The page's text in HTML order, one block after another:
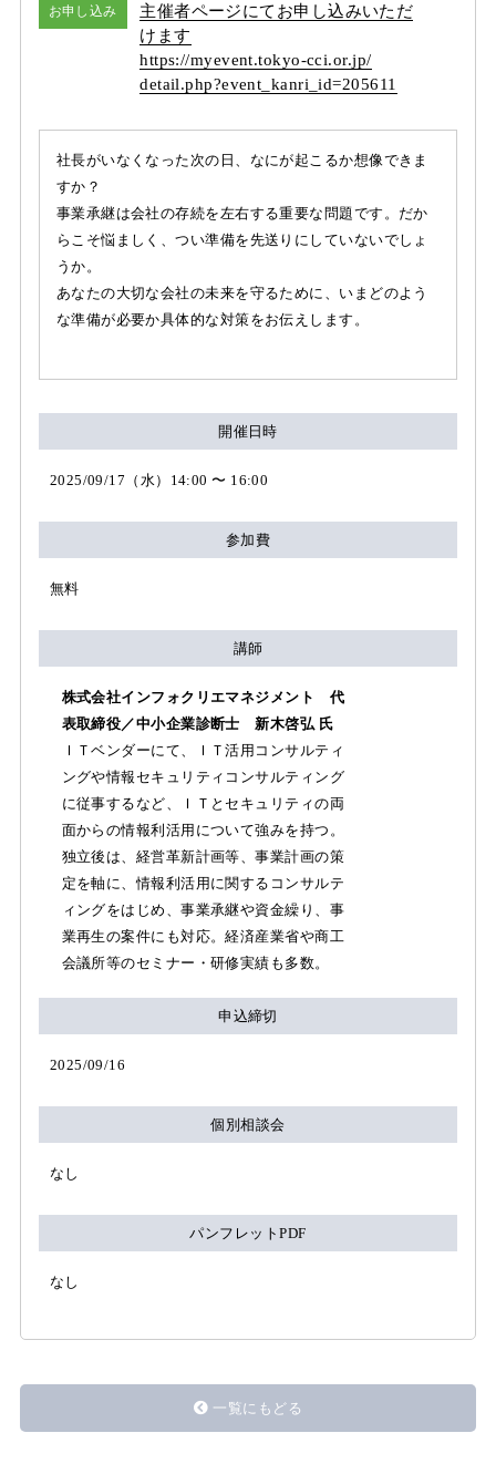
お申し込み
主催者ページにてお申し込みいただ
けます
https://myevent.tokyo-cci.or.jp/
detail.php?event_kanri_id=205611
社長がいなくなった次の日、なにが起こるか想像できま
すか？
事業承継は会社の存続を左右する重要な問題です。だか
らこそ悩ましく、つい準備を先送りにしていないでしょ
うか。
あなたの大切な会社の未来を守るために、いまどのよう
な準備が必要か具体的な対策をお伝えします。
開催日時
2025/09/17（水）14:00 〜 16:00
参加費
無料
講師
株式会社インフォクリエマネジメント 代
表取締役／中小企業診断士 新木啓弘 氏
ＩＴベンダーにて、ＩＴ活用コンサルティ
ングや情報セキュリティコンサルティング
に従事するなど、ＩＴとセキュリティの両
面からの情報利活用について強みを持つ。
独立後は、経営革新計画等、事業計画の策
定を軸に、情報利活用に関するコンサルテ
ィングをはじめ、事業承継や資金繰り、事
業再生の案件にも対応。経済産業省や商工
会議所等のセミナー・研修実績も多数。
申込締切
2025/09/16
個別相談会
なし
パンフレットPDF
なし
一覧にもどる